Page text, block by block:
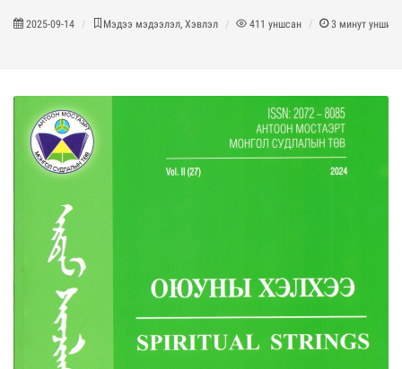
2025-09-14 Мэдээ мэдээлэл, Хэвлэл 411 уншсан 3 минут уншина